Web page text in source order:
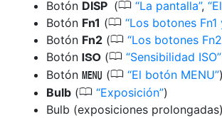
Botón DISP (0 La pantalla ,
Botón Fn1 (0 Los botones Fn1
Botón Fn2 (0 Los botones
Botón S (0 Sensibilidad ISO
Botón G (0 El botón MENU )
Bulb (0 Exposición )
Bulb (exposiciones prolongadas)